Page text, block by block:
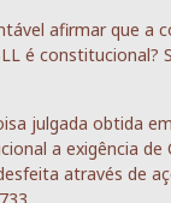
afirmar que a
é
julgada obtida
a exigência de
através de